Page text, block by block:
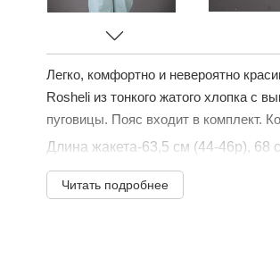
Легко, комфортно и невероятно
Rosheli из тонкого жатого хлопка с
пуговицы. Пояс входит в комплект.
Длина жакета-63,5 см (44-46р), 68
Читать подробнее